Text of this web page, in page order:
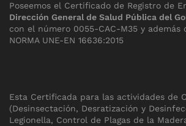
Poseemos el Certificado de Registro de
Dirección General de Salud Pública del
con el número 0055-CAC-M35 y además
NORMA UNE-EN 16636:2015
Esta Certificada para las actividades de
(Desinsectación, Desratización y
Legionella, Control de Plagas de la